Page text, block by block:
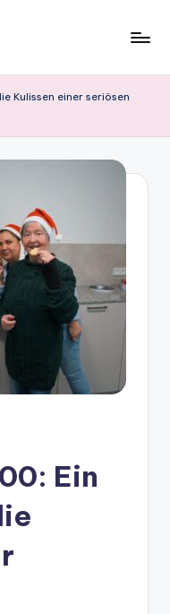
Kulissen einer seriösen
Ein